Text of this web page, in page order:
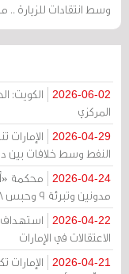
وسط انتقادات للزيارة
2026-06-02
الكويت:
المركزي
2026-04-29
النفط وسط خلافات بين
2026-04-24
مدونين وتبرئة 9 وحبس 18 متهماً بالتعاطف مع إيران
2026-04-22
استهداف
الاعتقالات في الإمارات
2026-04-21